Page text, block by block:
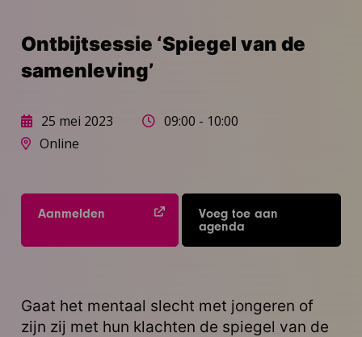
Ontbijtsessie ‘Spiegel van de
samenleving’
25 mei 2023
09:00 - 10:00
Online
Aanmelden
Voeg toe aan
agenda
Gaat het mentaal slecht met jongeren of
zijn zij met hun klachten de spiegel van de